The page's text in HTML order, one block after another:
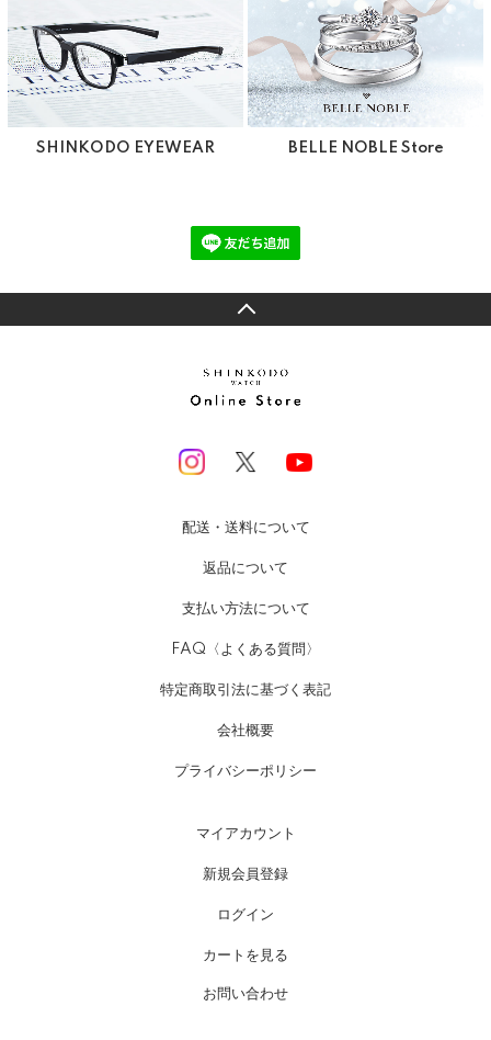
SHINKODO EYEWEAR BELLE NOBLE Store
配送・送料について
返品について
支払い方法について
FAQ〈よくある質問〉
特定商取引法に基づく表記
会社概要
プライバシーポリシー
マイアカウント
新規会員登録
ログイン
カートを見る
お問い合わせ